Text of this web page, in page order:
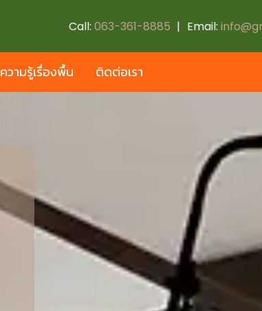
Call:063-361-8885 | Email:
ความรู้เรื่องพื้น ติดต่อเรา